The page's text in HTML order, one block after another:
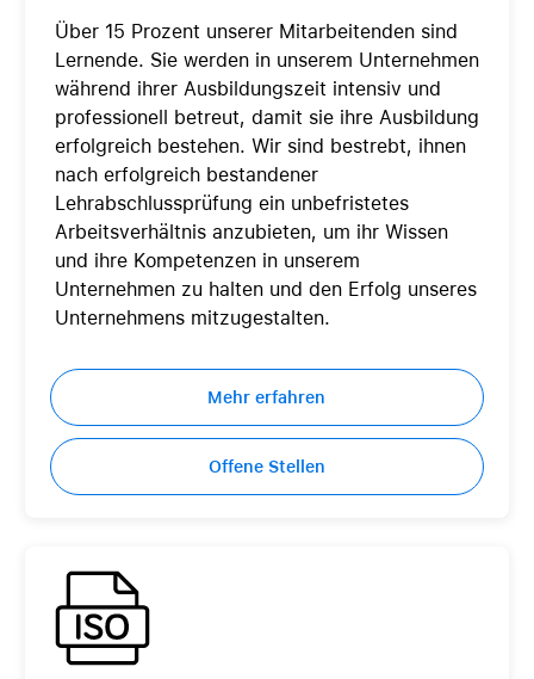
Über 15 Prozent unserer Mitarbeitenden sind
Lernende. Sie werden in unserem Unternehmen
während ihrer Ausbildungszeit intensiv und
professionell betreut, damit sie ihre Ausbildung
erfolgreich bestehen. Wir sind bestrebt, ihnen
nach erfolgreich bestandener
Lehrabschlussprüfung ein unbefristetes
Arbeitsverhältnis anzubieten, um ihr Wissen
und ihre Kompetenzen in unserem
Unternehmen zu halten und den Erfolg unseres
Unternehmens mitzugestalten.
Mehr erfahren
Offene Stellen